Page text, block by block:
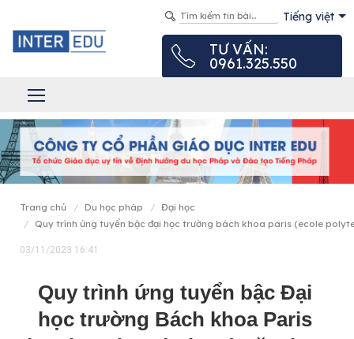
Tiếng việt
TƯ VẤN:
0961.325.550
trang chủ du học pháp
đại học
quy trình ứng tuyển bậc đại học trường bách khoa paris (ecole
03/11/2023 16:41
Quy trình ứng tuyển bậc Đại
học trường Bách khoa Paris